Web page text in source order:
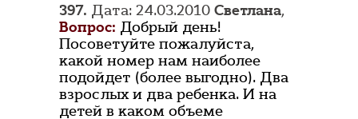
397. Дата: 24.03.2010 Светлана,
Вопрос: Добрый день!
Посоветуйте пожалуйста,
какой номер нам наиболее
подойдет (более выгодно). Два
взрослых и два ребенка. И на
детей в каком объеме